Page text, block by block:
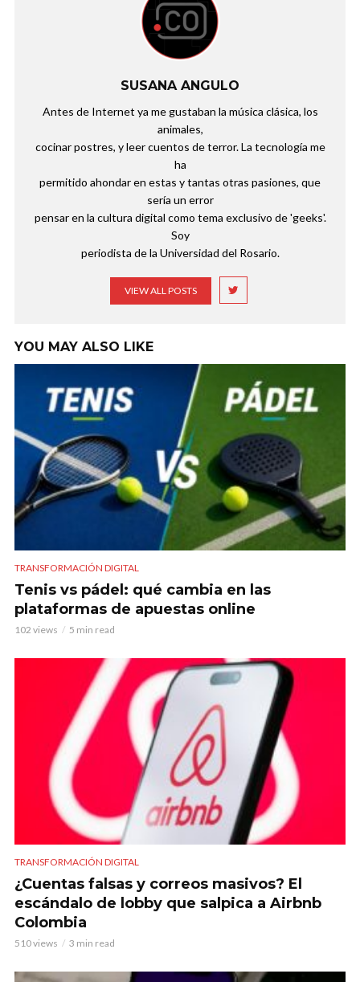
SUSANA ANGULO
Antes de Internet ya me gustaban la música clásica, los
animales,
cocinar postres, y leer cuentos de terror. La tecnología me
ha
permitido ahondar en estas y tantas otras pasiones, que
sería un error
pensar en la cultura digital como tema exclusivo de 'geeks'.
Soy
periodista de la Universidad del Rosario.
VIEW ALL POSTS
YOU MAY ALSO LIKE
TRANSFORMACIÓN DIGITAL
Tenis vs pádel: qué cambia en las
plataformas de apuestas online
102 views 5 min read
TRANSFORMACIÓN DIGITAL
¿Cuentas falsas y correos masivos? El
escándalo de lobby que salpica a Airbnb
Colombia
510 views 3 min read